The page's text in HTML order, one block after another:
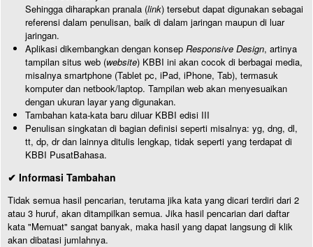
Sehingga diharapkan pranala (link) tersebut dapat digunakan sebagai
referensi dalam penulisan, baik di dalam jaringan maupun di luar
jaringan.
Aplikasi dikembangkan dengan konsep Responsive Design, artinya
tampilan situs web (website) KBBI ini akan cocok di berbagai media,
misalnya smartphone (Tablet pc, iPad, iPhone, Tab), termasuk
komputer dan netbook/laptop. Tampilan web akan menyesuaikan
dengan ukuran layar yang digunakan.
Tambahan kata-kata baru diluar KBBI edisi III
Penulisan singkatan di bagian definisi seperti misalnya: yg, dng, dl,
tt, dp, dr dan lainnya ditulis lengkap, tidak seperti yang terdapat di
KBBI PusatBahasa.
✔ Informasi Tambahan
Tidak semua hasil pencarian, terutama jika kata yang dicari terdiri dari 2
atau 3 huruf, akan ditampilkan semua. Jika hasil pencarian dari daftar
kata "Memuat" sangat banyak, maka hasil yang dapat langsung di klik
akan dibatasi jumlahnya.